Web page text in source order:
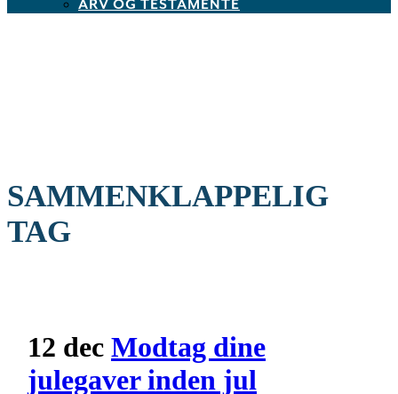
ARV OG TESTAMENTE
SAMMENKLAPPELIG
TAG
12 dec Modtag dine
julegaver inden jul